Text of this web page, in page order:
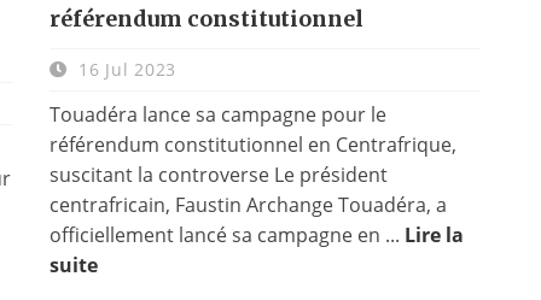
référendum constitutionnel
16 Jul 2023
Touadéra lance sa campagne pour le
référendum constitutionnel en Centrafrique,
suscitant la controverse Le président
centrafricain, Faustin Archange Touadéra, a
officiellement lancé sa campagne en ... Lire la
suite